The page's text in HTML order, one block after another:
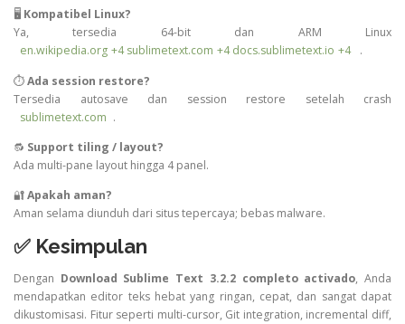
🖥️ Kompatibel Linux?
Ya, tersedia 64-bit dan ARM Linux
en.wikipedia.org +4 sublimetext.com +4 docs.sublimetext.io +4
.
⏱️Ada session restore?
Tersedia autosave dan session restore setelah crash
sublimetext.com .
🔂 Support tiling / layout?
Ada multi-pane layout hingga 4 panel.
🔐Apakah aman?
Aman selama diunduh dari situs tepercaya; bebas malware.
✅ Kesimpulan
Dengan Download Sublime Text 3.2.2 completo activado, Anda
mendapatkan editor teks hebat yang ringan, cepat, dan sangat dapat
dikustomisasi. Fitur seperti multi-cursor, Git integration, incremental diff,